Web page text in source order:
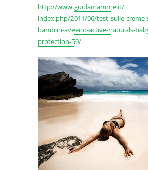
http://www.guidamamme.it/
index.php/2011/06/test-sulle-
bambini-aveeno-active-naturals-
protection-50/